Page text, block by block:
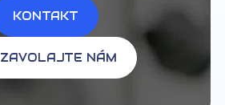
KONTAKT
ZAVOLAJTE NÁM